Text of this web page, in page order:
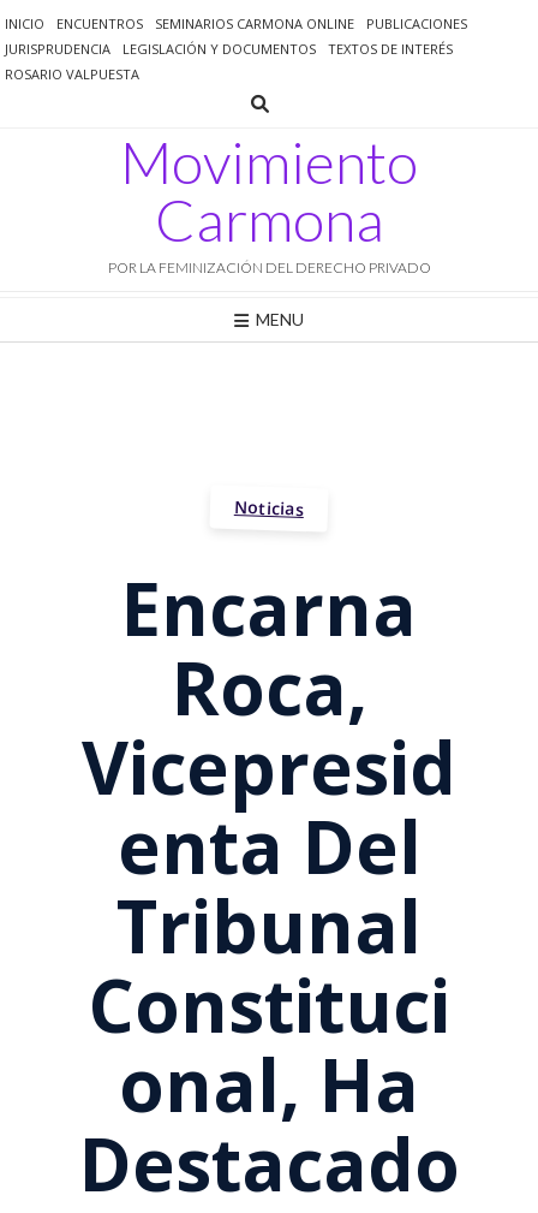
al
contenido
INICIO ENCUENTROS SEMINARIOS CARMONA ONLINE
PUBLICACIONES
JURISPRUDENCIA
LEGISLACIÓN Y DOCUMENTOS
TEXTOS DE INTERÉS
ROSARIO VALPUESTA
Movimiento
Carmona
POR LA FEMINIZACIÓN DEL DERECHO PRIVADO
MENU
Noticias
Encarna
Roca,
Vicepresid
Enta Del
Tribunal
Constituci
Onal, Ha
Destacado